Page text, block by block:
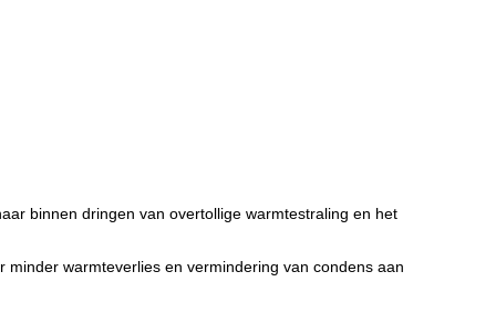
binnen dringen van overtollige warmtestraling en het
warmteverlies en vermindering van condens aan